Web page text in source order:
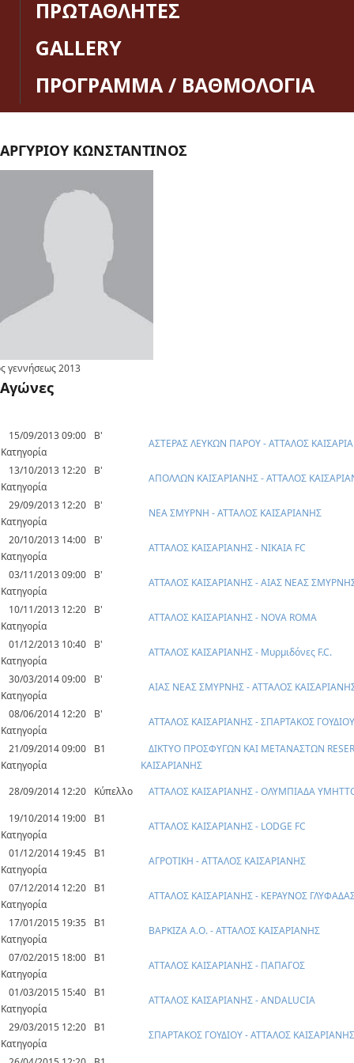
ΠΡΩΤΑΘΛΗΤΕΣ
GALLERY
ΠΡΟΓΡΑΜΜΑ / ΒΑΘΜΟΛΟΓΙΑ
ΑΡΓΥΡΙΟΥ ΚΩΝΣΤΑΝΤΙΝΟΣ
γεννήσεως2013
Αγώνες
15/09/2013 09:00
Β'
Κατηγορία
ΑΣΤΕΡΑΣ ΛΕΥΚΩΝ ΠΑΡΟΥ - ΑΤΤΑΛΟΣ
13/10/2013 12:20
Β'
Κατηγορία
ΑΠΟΛΛΩΝ ΚΑΙΣΑΡΙΑΝΗΣ - ΑΤΤΑΛΟΣ
29/09/2013 12:20
Β'
Κατηγορία
ΝΕΑ ΣΜΥΡΝΗ - ΑΤΤΑΛΟΣ ΚΑΙΣΑΡΙΑΝΗΣ
20/10/2013 14:00
Β'
Κατηγορία
ΑΤΤΑΛΟΣ ΚΑΙΣΑΡΙΑΝΗΣ - ΝΙΚΑΙΑ FC
03/11/2013 09:00
Β'
Κατηγορία
ΑΤΤΑΛΟΣ ΚΑΙΣΑΡΙΑΝΗΣ - ΑΙΑΣ ΝΕΑΣ
10/11/2013 12:20
Β'
Κατηγορία
ΑΤΤΑΛΟΣ ΚΑΙΣΑΡΙΑΝΗΣ - NOVA ROMA
01/12/2013 10:40
Β'
Κατηγορία
ΑΤΤΑΛΟΣ ΚΑΙΣΑΡΙΑΝΗΣ - Μυρμιδόνες F.C.
30/03/2014 09:00
Β'
Κατηγορία
ΑΙΑΣ ΝΕΑΣ ΣΜΥΡΝΗΣ - ΑΤΤΑΛΟΣ
08/06/2014 12:20
Β'
Κατηγορία
ΑΤΤΑΛΟΣ ΚΑΙΣΑΡΙΑΝΗΣ - ΣΠΑΡΤΑΚΟΣ ΓΟΥΔΙΟΥ
21/09/2014 09:00
Β1
Κατηγορία
ΔΙΚΤΥΟ ΠΡΟΣΦΥΓΩΝ ΚΑΙ ΜΕΤΑΝΑΣΤΩΝ
ΚΑΙΣΑΡΙΑΝΗΣ
28/09/2014 12:20
Κύπελλο
ΑΤΤΑΛΟΣ ΚΑΙΣΑΡΙΑΝΗΣ - ΟΛΥΜΠΙΑΔΑ
19/10/2014 19:00
Β1
Κατηγορία
ΑΤΤΑΛΟΣ ΚΑΙΣΑΡΙΑΝΗΣ - LODGE FC
01/12/2014 19:45
Β1
Κατηγορία
ΑΓΡΟΤΙΚΗ - ΑΤΤΑΛΟΣ ΚΑΙΣΑΡΙΑΝΗΣ
07/12/2014 12:20
Β1
Κατηγορία
ΑΤΤΑΛΟΣ ΚΑΙΣΑΡΙΑΝΗΣ - ΚΕΡΑΥΝΟΣ
17/01/2015 19:35
Β1
Κατηγορία
ΒΑΡΚΙΖΑ Α.Ο. - ΑΤΤΑΛΟΣ ΚΑΙΣΑΡΙΑΝΗΣ
07/02/2015 18:00
Β1
Κατηγορία
ΑΤΤΑΛΟΣ ΚΑΙΣΑΡΙΑΝΗΣ - ΠΑΠΑΓΟΣ
01/03/2015 15:40
Β1
Κατηγορία
ΑΤΤΑΛΟΣ ΚΑΙΣΑΡΙΑΝΗΣ - ANDALUCIA
29/03/2015 12:20
Β1
Κατηγορία
ΣΠΑΡΤΑΚΟΣ ΓΟΥΔΙΟΥ - ΑΤΤΑΛΟΣ ΚΑΙΣΑΡΙΑΝΗΣ